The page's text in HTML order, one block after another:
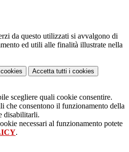
da questo utilizzati si avvalgono di
ed utili alle finalità illustrate nella
Accetta tutti i cookies
scegliere quali cookie consentire.
che consentono il funzionamento della
disabilitarli.
necessari al funzionamento potete
.